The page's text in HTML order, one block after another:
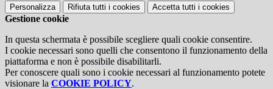
Personalizza Rifiuta tutti i cookies Accetta tutti i cookies
Gestione cookie
In questa schermata è possibile scegliere quali cookie consentire.
I cookie necessari sono quelli che consentono il funzionamento della
piattaforma e non è possibile disabilitarli.
Per conoscere quali sono i cookie necessari al funzionamento potete
visionare la COOKIE POLICY.